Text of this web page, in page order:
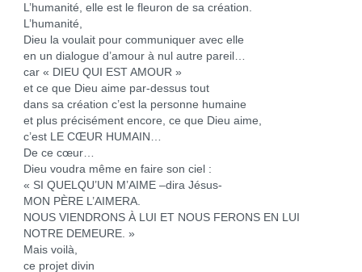
L’humanité, elle est le fleuron de sa création.
L’humanité,
Dieu la voulait pour communiquer avec elle
en un dialogue d’amour à nul autre pareil…
car « DIEU QUI EST AMOUR »
et ce que Dieu aime par-dessus tout
dans sa création c’est la personne humaine
et plus précisément encore, ce que Dieu aime,
c’est LE CŒUR HUMAIN…
De ce cœur…
Dieu voudra même en faire son ciel :
« SI QUELQU’UN M’AIME –dira Jésus-
MON PÈRE L’AIMERA.
NOUS VIENDRONS À LUI ET NOUS FERONS EN LUI
NOTRE DEMEURE. »
Mais voilà,
ce projet divin